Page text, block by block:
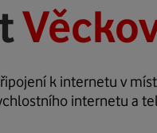
k internetu v
internetu a